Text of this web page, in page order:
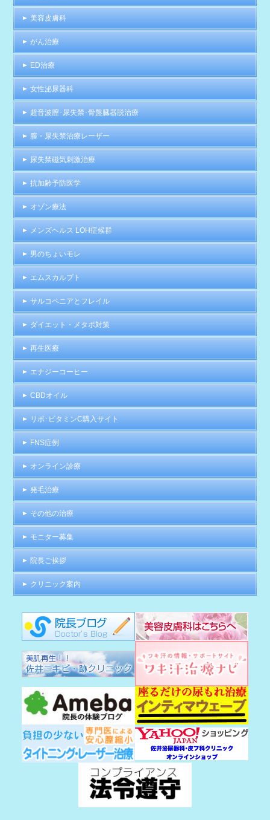
美容皮膚科
がん治療
ED治療
女性泌尿器科
超音波膣･尿失禁･骨盤臓器脱治療
膣・尿失禁治療レーザー
尿失禁磁気刺激治療
抗加齢予防医学
オゾン療法
メンズヘルス LOH症候群
男のちょいモレ
エムスカルプト
サルコペニアとフレイル
ダイエット・メタボ対策
再生医療
エナジーコーヒー
CBDオイル
リポ･ビタミンC購入サイト
FNS症例
オンライン診療
発毛治療
その他の治療
モニター募集
院長ご挨拶
クリニック案内